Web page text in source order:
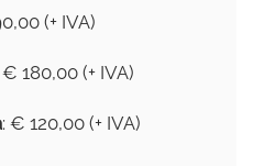
(+ IVA)
€ 180,00 (+ IVA)
: € 120,00 (+ IVA)